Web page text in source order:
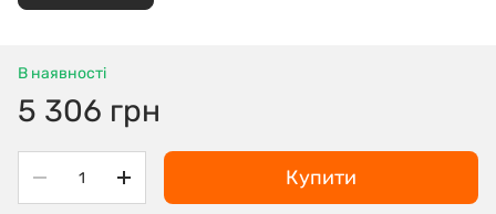
В наявності
5 306 грн
Купити